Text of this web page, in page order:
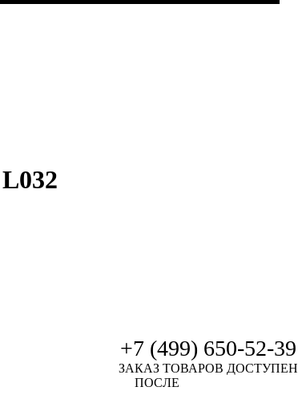
+7 (499) 650-52-39
ЗАКАЗ ТОВАРОВ ДОСТУПЕН
ПОСЛЕ